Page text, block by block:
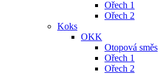
Ořech 1
Ořech 2
Koks
OKK
Otopová směs
Ořech 1
Ořech 2